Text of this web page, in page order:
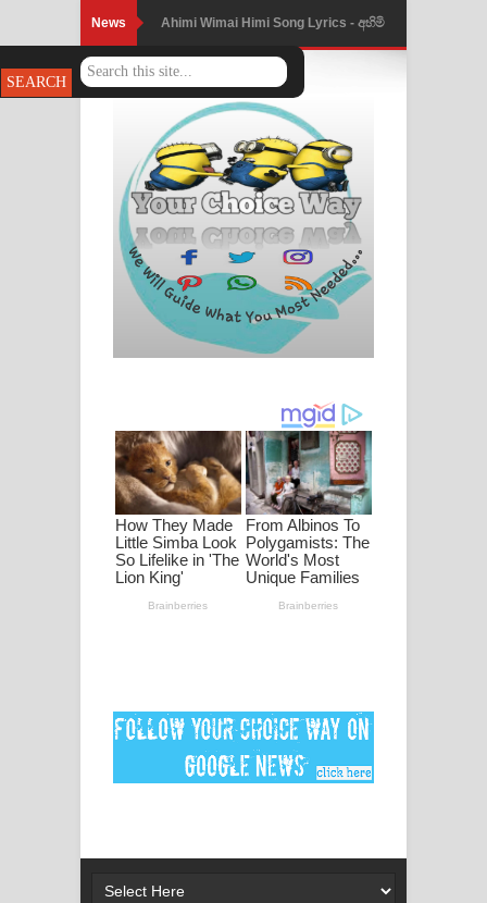
News Ahimi Wimai Himi Song Lyrics - අහිමි
විමයි හිමි ගීතයේ පද පෙළ
Mathaka Parana Song Lyrics - මතක
පාරනා ගීතයේ පද පෙළ
Nimnadhen Song Lyrics - නිම්නාදෙන්
ගීතයේ පද පෙළ
Obamai Mage Adare Song Lyrics -
ඔබමයි මගේ ආදරේ ගීතයේ පද පෙළ
ගීතයේ පද පෙළ
Ankeliya Song Lyrics - අංකෙළිය ගීතයේ
පද පෙළ
DEAR GOD Song Lyrics - ඩියර් ගෝඩ්
මනමාල කතා ගීතයේ පද පෙළ
Dai Dai Lyrics - Shakira, Burna Boy |
අම්මා ගීතයේ පද පෙළ